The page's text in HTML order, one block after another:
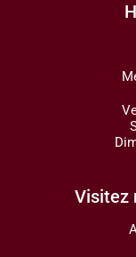
Visitez